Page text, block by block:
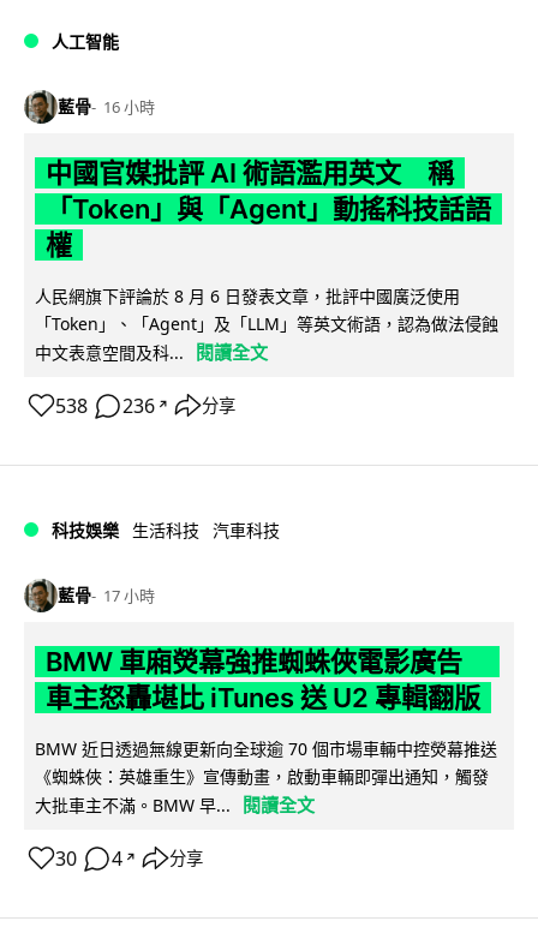
人工智能
藍骨 16 小時
中國官媒批評 AI 術語濫用英文 稱
「Token」與「Agent」動搖科技話語
權
人民網旗下評論於 8 月 6 日發表文章，批評中國廣泛使用
「Token」、「Agent」及「LLM」等英文術語，認為做法侵蝕
中文表意空間及科...
閱讀全文
538 236 ↗ 分享
科技娛樂 生活科技 汽車科技
藍骨 17 小時
BMW 車廂熒幕強推蜘蛛俠電影廣告
車主怒轟堪比 iTunes 送 U2 專輯翻版
BMW 近日透過無線更新向全球逾 70 個市場車輛中控熒幕推送
《蜘蛛俠：英雄重生》宣傳動畫，啟動車輛即彈出通知，觸發
大批車主不滿。BMW 早...
閱讀全文
30 4 ↗ 分享